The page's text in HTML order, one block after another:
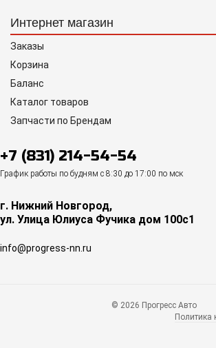
Интернет магазин
Заказы
Корзина
Баланс
Каталог товаров
Запчасти по Брендам
+7 (831) 214-54-54
График работы по будням с 8:30 до 17:00 по мск
г. Нижний Новгород,
ул. Улица Юлиуса Фучика дом 100с1
info@progress-nn.ru
© 2026 Прогресс Авто
Политика